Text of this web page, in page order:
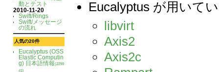
動とテスト
2010-11-20
Swift/Rings
Swift/メッセージ
の流れ
人気の20件
Eucalyptus (OSS
Elastic Computin
g) 日本語情報(2299
41)
Eucalyptus が用いて
libvirt
Axis2
Axis2c